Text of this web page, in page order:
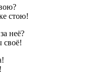
стою!
неё?
своё!